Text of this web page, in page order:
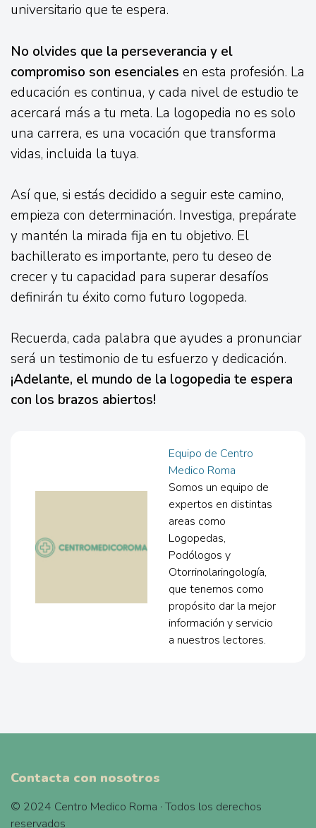
universitario que te espera.
No olvides que la perseverancia y el
compromiso son esenciales en esta profesión. La
educación es continua, y cada nivel de estudio te
acercará más a tu meta. La logopedia no es solo
una carrera, es una vocación que transforma
vidas, incluida la tuya.
Así que, si estás decidido a seguir este camino,
empieza con determinación. Investiga, prepárate
y mantén la mirada fija en tu objetivo. El
bachillerato es importante, pero tu deseo de
crecer y tu capacidad para superar desafíos
definirán tu éxito como futuro logopeda.
Recuerda, cada palabra que ayudes a pronunciar
será un testimonio de tu esfuerzo y dedicación.
¡Adelante, el mundo de la logopedia te espera
con los brazos abiertos!
Equipo de Centro
Medico Roma
Somos un equipo de
expertos en distintas
areas como
Logopedas,
Podólogos y
Otorrinolaringología,
que tenemos como
propósito dar la mejor
información y servicio
a nuestros lectores.
Contacta con nosotros
© 2024 Centro Medico Roma · Todos los derechos
reservados